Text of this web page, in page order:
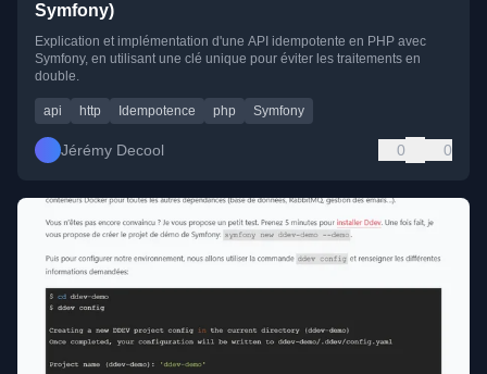
Symfony)
Explication et implémentation d'une API idempotente en PHP avec
Symfony, en utilisant une clé unique pour éviter les traitements en
double.
api http Idempotence php Symfony
Jérémy Decool 0 0